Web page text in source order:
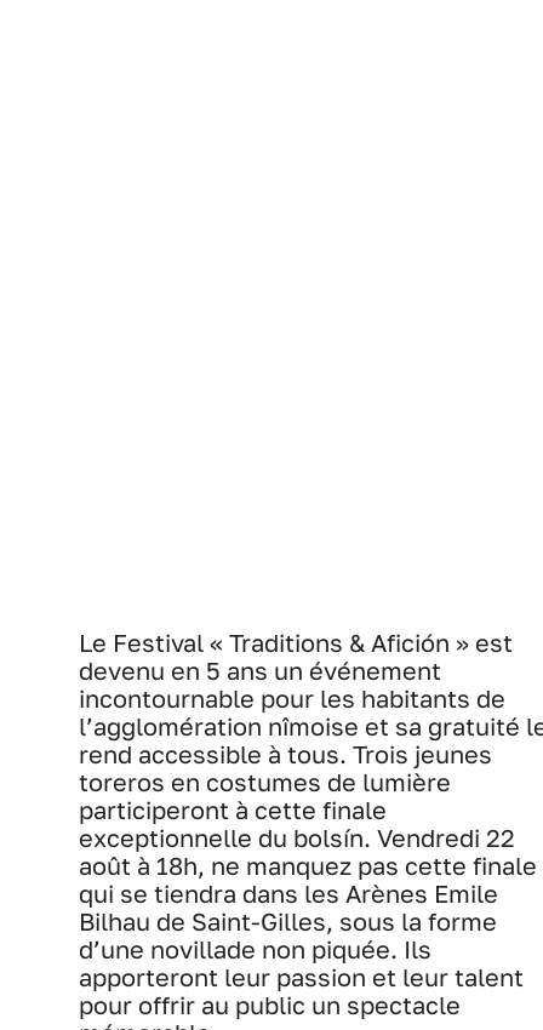
Le Festival « Traditions & Afición » est
devenu en 5 ans un événement
incontournable pour les habitants de
l’agglomération nîmoise et sa gratuité
rend accessible à tous. Trois jeunes
toreros en costumes de lumière
participeront à cette finale
exceptionnelle du bolsín. Vendredi 22
août à 18h, ne manquez pas cette finale
qui se tiendra dans les Arènes Emile
Bilhau de Saint-Gilles, sous la forme
d’une novillade non piquée. Ils
apporteront leur passion et leur talent
pour offrir au public un spectacle